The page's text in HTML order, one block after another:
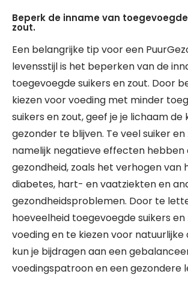
Beperk de inname van
zout.
Een belangrijke tip voor een
levensstijl is het beperken van de
toegevoegde suikers en zout. Door
kiezen voor voeding met minder
suikers en zout, geef je je lichaam de
gezonder te blijven. Te veel suiker
namelijk negatieve effecten hebben
gezondheid, zoals het verhogen van
diabetes, hart- en vaatziekten en
gezondheidsproblemen. Door te
hoeveelheid toegevoegde suikers en
voeding en te kiezen voor
kun je bijdragen aan een
voedingspatroon en een gezondere